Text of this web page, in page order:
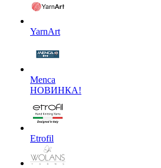
YarnArt
Menca
НОВИНКА!
Etrofil